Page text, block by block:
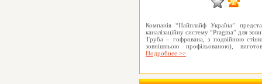
Компанія “Пайплайф Україна”
каналізаційну систему “Pragma” для
Труба – гофрована, з подвійною
зовнішньою профільованою),
Подробнее >>